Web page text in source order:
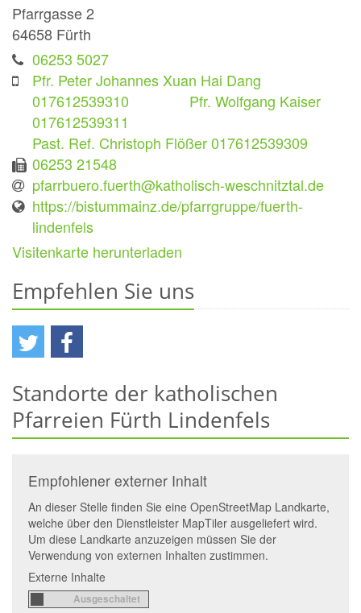
Pfarrgasse 2
64658 Fürth
06253 5027
Pfr. Peter Johannes Xuan Hai Dang
017612539310 Pfr. Wolfgang Kaiser
017612539311
Past. Ref. Christoph Flößer 017612539309
06253 21548
pfarrbuero.fuerth@katholisch-weschnitztal.de
https://bistummainz.de/pfarrgruppe/fuerth-
lindenfels
Visitenkarte herunterladen
Empfehlen Sie uns
Standorte der katholischen
Pfarreien Fürth Lindenfels
Empfohlener externer Inhalt
An dieser Stelle finden Sie eine OpenStreetMap Landkarte,
welche über den Dienstleister MapTiler ausgeliefert wird.
Um diese Landkarte anzuzeigen müssen Sie der
Verwendung von externen Inhalten zustimmen.
Externe Inhalte